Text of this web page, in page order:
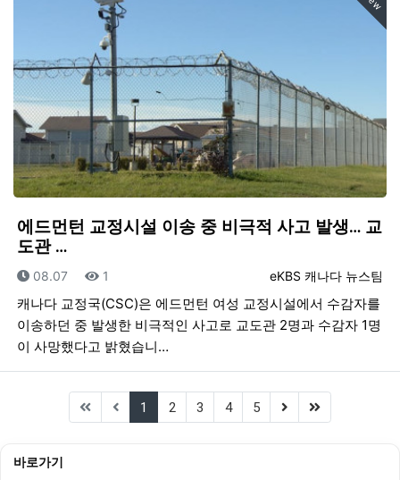
에드먼턴 교정시설 이송 중 비극적 사고 발생… 교
도관 …
등록자
eKBS 캐나다 뉴스팀
등록일
08.07 조회
1
캐나다 교정국(CSC)은 에드먼턴 여성 교정시설에서 수감자를
이송하던 중 발생한 비극적인 사고로 교도관 2명과 수감자 1명
이 사망했다고 밝혔습니…
1 (current)
2 3 4 5 (next)(last)
바로가기